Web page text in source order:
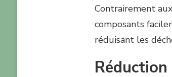
Contrairement
composants
réduisant les